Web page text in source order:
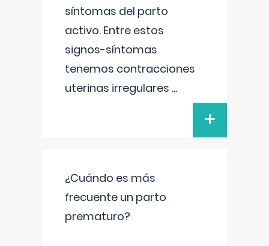
síntomas del parto
activo. Entre estos
signos-síntomas
tenemos contracciones
uterinas irregulares ...
+
¿Cuándo es más
frecuente un parto
prematuro?